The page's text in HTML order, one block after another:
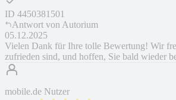
ID 4450381501
Antwort von Autorium
05.12.2025
Vielen Dank für Ihre tolle Bewertung! Wir
zufrieden sind, und hoffen, Sie bald wieder
mobile.de Nutzer